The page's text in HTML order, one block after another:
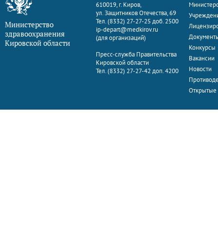
Министерство
здравоохранения
Кировской области
610019, г. Киров,
ул. Защитников Отечества, 69
Тел. (8332) 27-27-25 доб. 2500
ip-depart@medkirov.ru
(для организаций)
Пресс-служба Правительства
Кировской области
Тел. (8332) 27-27-42 доп. 4200
Конкурсы
Вакансии
Новости